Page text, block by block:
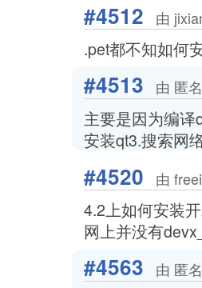
#4512 由
.pet都不知如何
#4513 由 匿
主要是因为编
安装qt3.搜索网
#4520 由
4.2上如何安装
网上并没有
#4563 由 匿